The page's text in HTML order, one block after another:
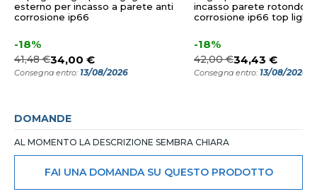
esterno per incasso a parete anti
corrosione ip66
-18%
41,48 €34,00 €
Consegna entro: 13/08/2026
incasso parete rotondo
corrosione ip66 top light
-18%
42,00 €34,43 €
Consegna entro: 13/08/2026
DOMANDE
AL MOMENTO LA DESCRIZIONE SEMBRA CHIARA
FAI UNA DOMANDA SU QUESTO PRODOTTO